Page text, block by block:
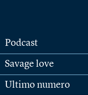
Podcast
Savage love
Ultimo numero